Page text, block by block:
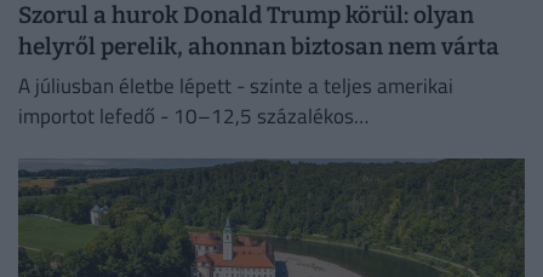
Szorul a hurok Donald Trump körül: olyan
helyről perelik, ahonnan biztosan nem várta
A júliusban életbe lépett - szinte a teljes amerikai
importot lefedő - 10–12,5 százalékos
fellépéssel indokolja.